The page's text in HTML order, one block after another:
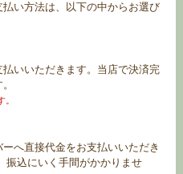
い方法は、以下の中からお選び
いいただきます。当店で決済完
へ直接代金をお支払いいただき
振込にいく手間がかかりませ